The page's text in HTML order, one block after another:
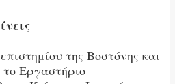
της Βοστόνης και
Εργαστήριο